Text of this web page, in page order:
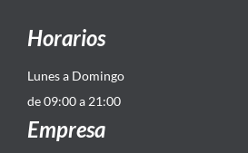
Horarios
Lunes a Domingo
de 09:00 a 21:00
Empresa